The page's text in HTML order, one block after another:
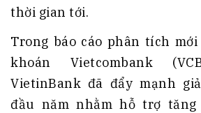
thời gian tới.
Trong báo cáo phân tích mới
khoán Vietcombank
VietinBank đã đẩy mạnh
đầu năm nhằm hỗ trợ